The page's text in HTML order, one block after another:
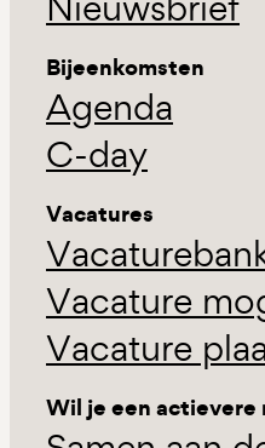
Bijeenkomsten
Agenda
C-day
Vacatures
Vacature
Vacature
Wil je een actievere